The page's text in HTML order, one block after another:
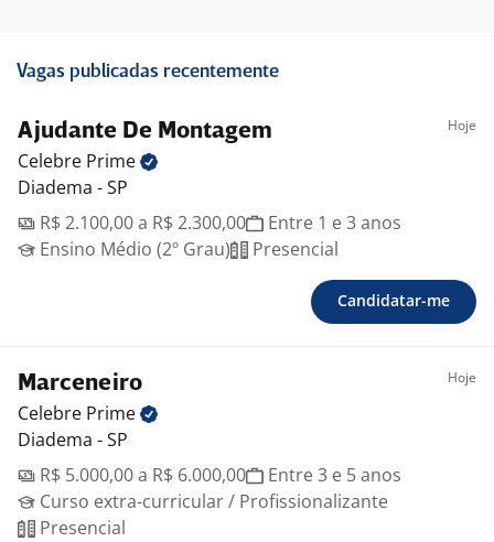
Vagas publicadas recentemente
Ajudante De Montagem Hoje
Celebre Prime
Diadema - SP
R$ 2.100,00 a R$ 2.300,00
Entre 1 e 3 anos
Ensino Médio (2º Grau)
Presencial
Candidatar-me
Marceneiro Hoje
Celebre Prime
Diadema - SP
R$ 5.000,00 a R$ 6.000,00
Entre 3 e 5 anos
Curso extra-curricular / Profissionalizante
Presencial